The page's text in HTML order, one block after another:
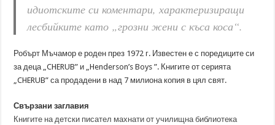
идиотските си коментари, характеризиращи
лесбийките като „грозни жени с къса коса“.
Робърт Мъчамор е роден през 1972 г. Известен е с поредиците си
за деца „CHERUB” и „Henderson’s Boys ”. Книгите от серията
„CHERUB” са продадени в над 7 милиона копия в цял свят.
Свързани заглавия
Книгите на детски писател махнати от училищна библиотека